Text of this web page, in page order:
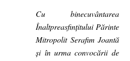
Cu binecuvântarea
Înaltpreasfințitului Părinte
Mitropolit Serafim Joantă
și în urma convocării de